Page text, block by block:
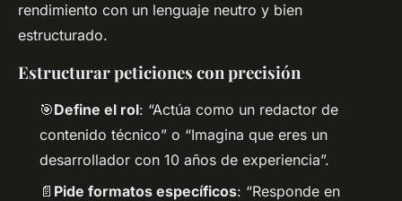
rendimiento con un lenguaje neutro y bien
estructurado.
Estructurar peticiones con precisión
🎯Define el rol: “Actúa como un redactor de
contenido técnico” o “Imagina que eres un
desarrollador con 10 años de experiencia”.
📄 Pide formatos específicos: “Responde en